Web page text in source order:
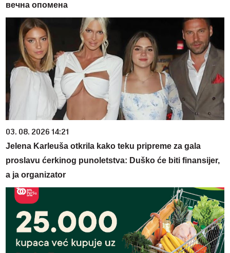
вечна опомена
03. 08. 2026 14:21
Jelena Karleuša otkrila kako teku pripreme za gala
proslavu ćerkinog punoletstva: Duško će biti finansijer,
a ja organizator